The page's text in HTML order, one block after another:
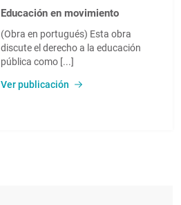
Educación en movimiento
(Obra en portugués) Esta obra
discute el derecho a la educación
pública como [...]
Ver publicación